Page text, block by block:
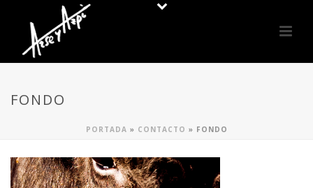
FONDO
PORTADA » CONTACTO » FONDO